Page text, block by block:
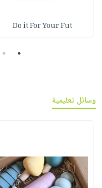
Do it For Your Fut
1
2
وسائل تعليمية